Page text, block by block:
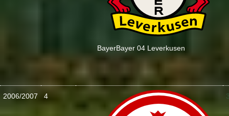
BayerBayer 04 Leverkusen
2006/2007 4
: